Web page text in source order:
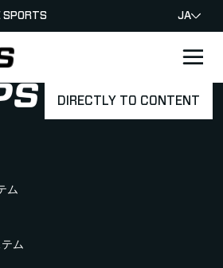
DIRECTLY TO CONTENT
SPORTS JA
(Opens in new tab)
(Opens in new tab)
(Opens in new tab)
YouTube (Opens in new tab)
ム
ム